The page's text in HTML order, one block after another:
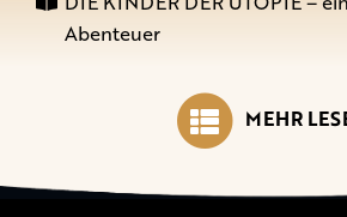
Abenteuer
MEHR